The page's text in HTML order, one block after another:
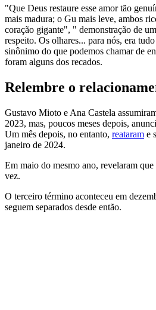
"Que Deus restaure esse amor tão
mais madura; o Gu mais leve, ambos
coração gigante", " demonstração de
respeito. Os olhares... para nós, era
sinônimo do que podemos chamar de
foram alguns dos recados.
Relembre o
Gustavo Mioto e Ana Castela
2023, mas, poucos meses depois,
Um mês depois, no entanto, reataram e
janeiro de 2024.
Em maio do mesmo ano, revelaram
vez.
O terceiro término aconteceu em
seguem separados desde então.